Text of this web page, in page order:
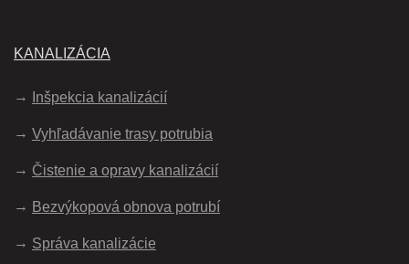
KANALIZÁCIA
Inšpekcia kanalizácií
Vyhľadávanie trasy potrubia
Čistenie a opravy kanalizácií
Bezvýkopová obnova potrubí
Správa kanalizácie